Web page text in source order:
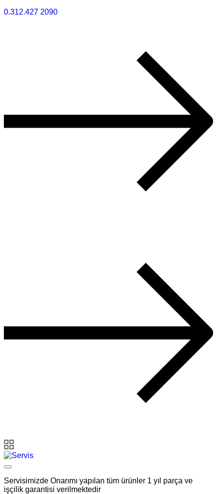
0.312.427 2090
Servisimizde Onarımı yapılan tüm ürünler 1 yıl parça ve
işçilik garantisi verilmektedir